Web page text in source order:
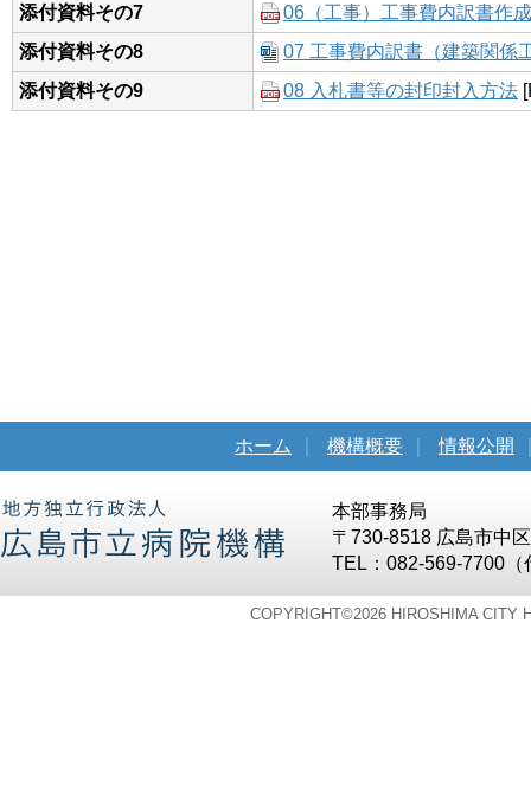
添付資料その7
06（工事）工事費内訳書作
添付資料その8
07 工事費内訳書（建築関係
添付資料その9
08 入札書等の封印封入方法
ホーム 機構概要 情報公開
本部事務局
〒730-8518 広島市中
TEL：082-569-7700
COPYRIGHT©2026 HIROSHIMA CITY